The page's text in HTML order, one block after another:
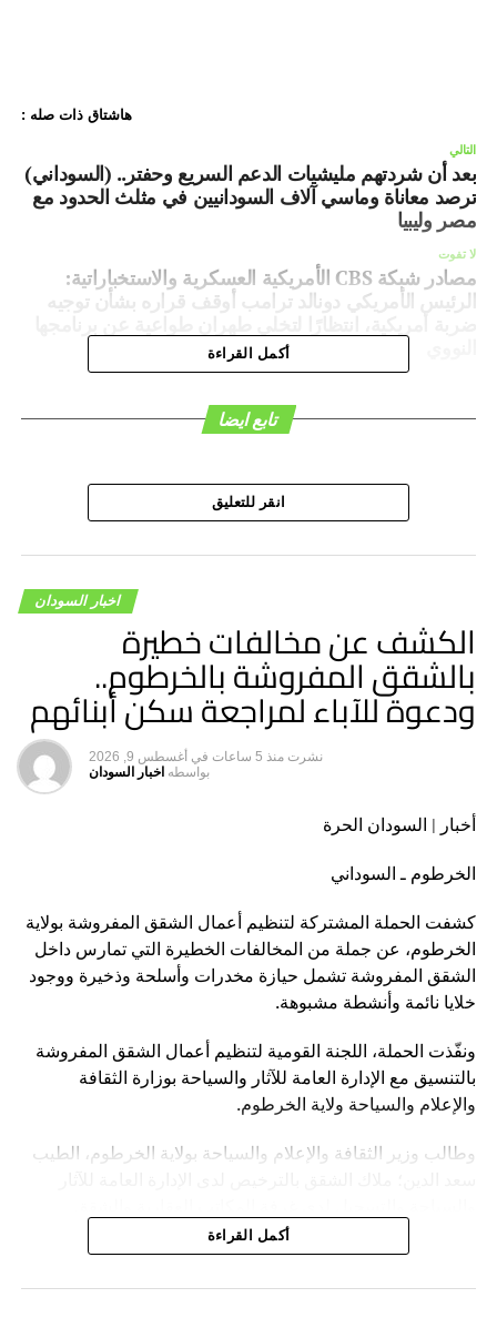
هاشتاق ذات صله :
التالي
بعد أن شردتهم مليشيات الدعم السريع وحفتر.. (السوداني)
ترصد معاناة وماسي آلاف السودانيين في مثلث الحدود مع
مصر وليبيا
لا تفوت
مصادر شبكة CBS الأمريكية العسكرية والاستخباراتية:
الرئيس الأمريكي دونالد ترامب أوقف قراره بشأن توجيه
أكمل القراءة
تابع ايضا
انقر للتعليق
اخبار السودان
الكشف عن مخالفات خطيرة
بالشقق المفروشة بالخرطوم..
ودعوة للآباء لمراجعة سكن أبنائهم
نشرت منذ 5 ساعات في أغسطس 9, 2026
بواسطه اخبار السودان
أخبار | السودان الحرة
الخرطوم ـ السوداني
كشفت الحملة المشتركة لتنظيم أعمال الشقق المفروشة بولاية
الخرطوم، عن جملة من المخالفات الخطيرة التي تمارس داخل
الشقق المفروشة تشمل حيازة مخدرات وأسلحة وذخيرة ووجود
خلايا نائمة وأنشطة مشبوهة.
ونفّذت الحملة، اللجنة القومية لتنظيم أعمال الشقق المفروشة
بالتنسيق مع الإدارة العامة للآثار والسياحة بوزارة الثقافة
والإعلام والسياحة ولاية الخرطوم.
وطالب وزير الثقافة والإعلام والسياحة بولاية الخرطوم، الطيب
المفروشة لتفادي الوقوع في المخالفات.
أكمل القراءة